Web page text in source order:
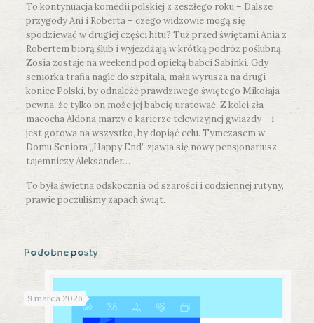
To kontynuacja komedii polskiej z zeszłego roku – Dalsze
przygody Ani i Roberta – czego widzowie mogą się
spodziewać w drugiej części hitu? Tuż przed świętami Ania z
Robertem biorą ślub i wyjeżdżają w krótką podróż poślubną.
Zosia zostaje na weekend pod opieką babci Sabinki. Gdy
seniorka trafia nagle do szpitala, mała wyrusza na drugi
koniec Polski, by odnaleźć prawdziwego świętego Mikołaja –
pewna, że tylko on może jej babcię uratować. Z kolei zła
macocha Aldona marzy o karierze telewizyjnej gwiazdy – i
jest gotowa na wszystko, by dopiąć celu. Tymczasem w
Domu Seniora „Happy End” zjawia się nowy pensjonariusz –
tajemniczy Aleksander…
To była świetna odskocznia od szarości i codziennej rutyny,
prawie poczuliśmy zapach świąt.
Podobne posty
9 marca 2026